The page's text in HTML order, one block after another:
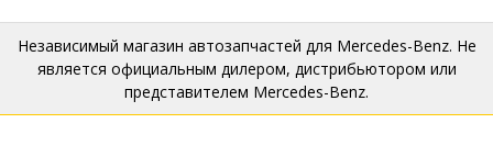
Независимый магазин автозапчастей для Mercedes-Benz. Не
является официальным дилером, дистрибьютором или
представителем Mercedes-Benz.